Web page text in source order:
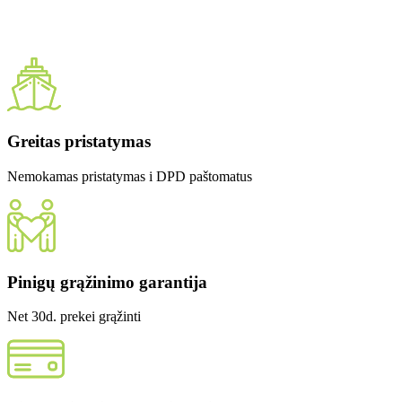
Greitas pristatymas
Nemokamas pristatymas i DPD paštomatus
Pinigų grąžinimo garantija
Net 30d. prekei grąžinti